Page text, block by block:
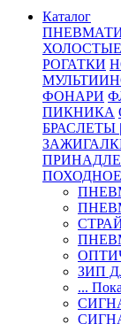
Каталог
РОГАТКИ
ФОНАРИ
ПИКНИКА
БРАСЛЕТЫ
ЗИП
...